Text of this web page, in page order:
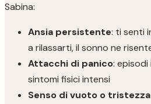
Sabina:
Ansia persistente: ti senti
a rilassarti, il sonno ne
Attacchi di panico:
sintomi fisici intensi
Senso di vuoto o tristezza